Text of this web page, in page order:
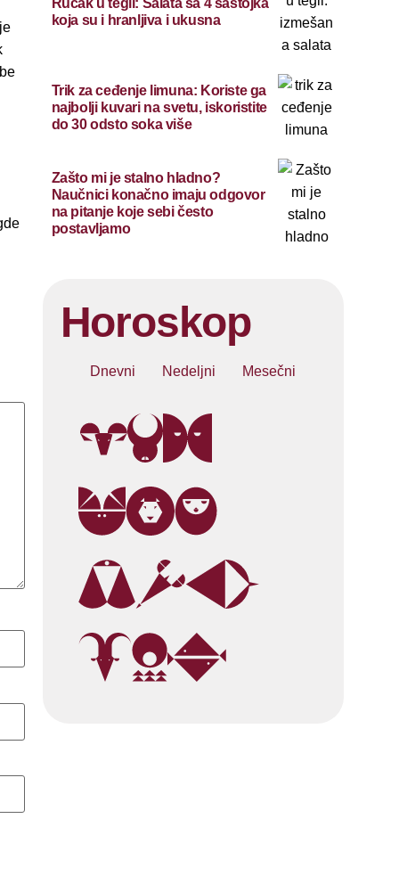
Ručak u tegli: Salata sa 4 sastojka
koja su i hranljiva i ukusna
Trik za ceđenje limuna: Koriste ga
najbolji kuvari na svetu, iskoristite
do 30 odsto soka više
Zašto mi je stalno hladno?
Naučnici konačno imaju odgovor
na pitanje koje sebi često
postavljamo
Horoskop
Dnevni Nedeljni Mesečni